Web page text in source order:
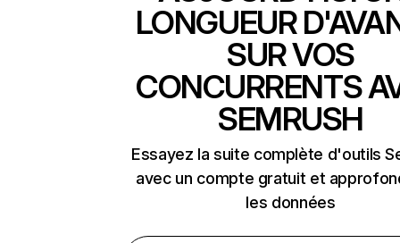
LONGUEUR
SUR VOS
CONCURRENTS
SEMRUSH
Essayez la suite complète d'outils
avec un compte gratuit et
les données